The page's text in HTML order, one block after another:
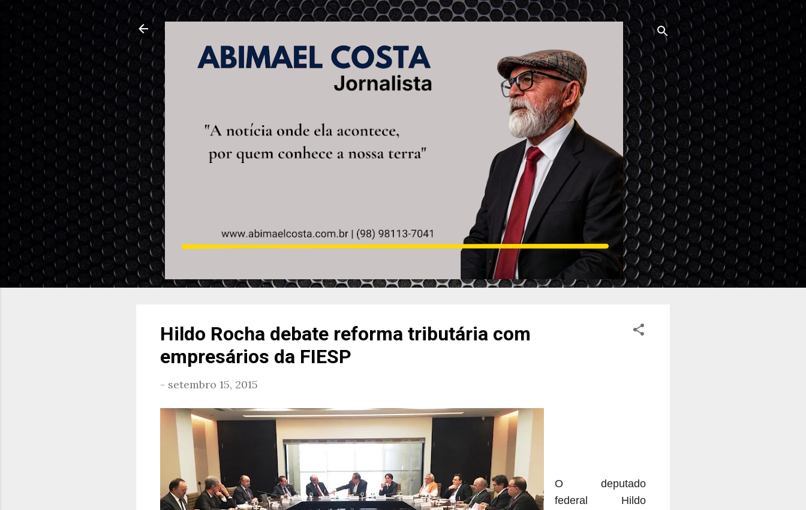
Pular para o conteúdo principal
Hildo Rocha debate reforma tributária com
empresários da FIESP
- setembro 15, 2015
O deputado
federal Hildo